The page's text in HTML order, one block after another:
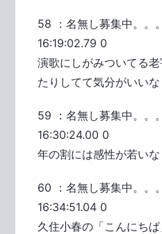
58 ：名無し募集中。。
16:19:02.79 0
演歌にしがみついてる
たりしてて気分がいいな
59 ：名無し募集中。。
16:30:24.00 0
年の割には感性が若いな
60 ：名無し募集中。。
16:34:51.04 0
久住小春の「こんにち